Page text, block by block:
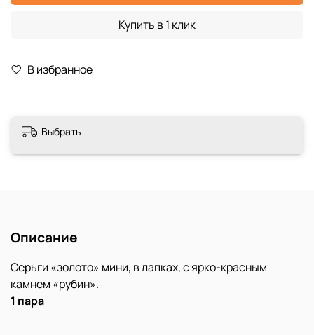
В избранное
Купить в 1 клик
Выбрать
Описание
Серьги «золото» мини, в лапках, с ярко-красным
камнем «рубин».
1 пара